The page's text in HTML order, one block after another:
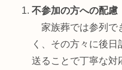
不参加の方への配慮
家族葬では参列で
く、その方々に後
送ることで丁寧な対